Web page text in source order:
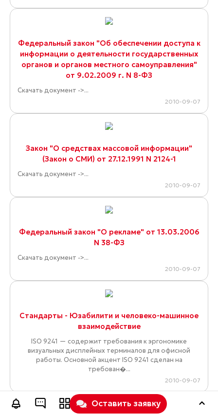
Федеральный закон "Об обеспечении доступа к
информации о деятельности государственных
органов и органов местного самоуправления"
от 9.02.2009 г. N 8-ФЗ
Скачать документ ->...
2010-09-07
Закон "О средствах массовой информации"
(Закон о СМИ) от 27.12.1991 N 2124-1
Скачать документ ->...
2010-09-07
Федеральный закон "О рекламе" от 13.03.2006
N 38-ФЗ
Скачать документ ->...
2010-09-07
Стандарты - Юзабилити и человеко-машинное
взаимодействие
ISO 9241 — содержит требования к эргономике
визуальных дисплейных терминалов для офисной
работы. Основной акцент ISO 9241 сделан на
требован�...
2010-09-07
Оставить заявку